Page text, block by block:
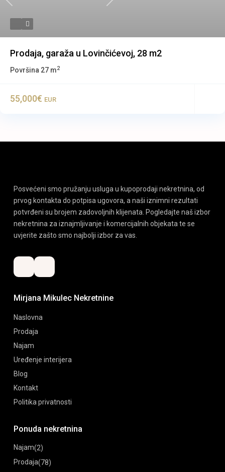
Previous Next
Prodaja, garaža u Lovinčićevoj, 28 m2
Površina 27 m2
55,000€ EUR
Posvećeni smo pružanju usluga u kupoprodaji nekretnina, od
prvog kontakta do potpisa ugovora, a naši iznimni rezultati
potvrđeni su brojem zadovoljnih klijenata. Pogledajte naš izbor
nekretnina za iznajmljivanje i komercijalnih objekata te se
uvjerite zašto smo najbolji izbor za vas.
Mirjana Mikulec Nekretnine
Naslovna
Prodaja
Najam
Uređenje interijera
Blog
Kontakt
Politika privatnosti
Ponuda nekretnina
Najam(2)
Prodaja(78)